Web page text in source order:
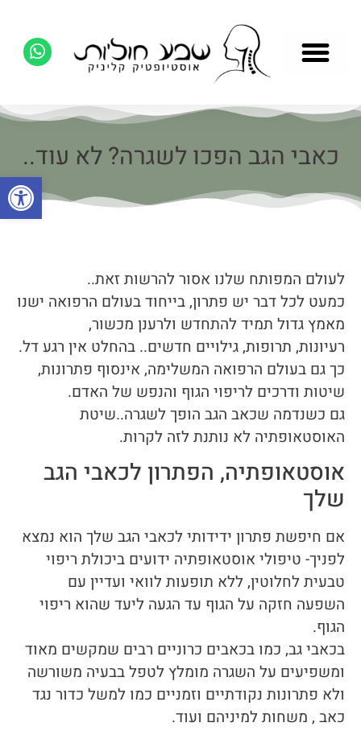
פתח
כאבי הגב הפכו לשגרה? לא עוד..
לעולם המפותח שלנו אסור להרשות זאת..
כמעט לכל דבר יש פתרון, בייחוד בעולם הרפואה ישנו
מאמץ גדול תמיד להתחדש ולרענן מכשור,
רעיונות, תרופות, גילויים חדשים.. בהחלט אין רגע דל.
כך גם בעולם הרפואה המשלימה, אינסוף פתרונות,
שיטות ודרכים לריפוי הגוף והנפש של האדם.
גם כשנדמה שכאב הגב הופך לשגרה..שיטת
האוסטאופתיה לא נותנת לזה לקרות.
אוסטאופתיה, הפתרון לכאבי הגב
שלך
אם חיפשת פתרון ידידותי לכאבי הגב שלך הוא נמצא
לפניך- טיפולי אוסטאופתיה ידועים ביכולת ריפוי
טבעית לחלוטין, ללא תופעות לוואי ועדיין עם
השפעה חזקה על הגוף עד הגעה ליעד שהוא ריפוי
הגוף.
בכאבי גב, כמו בכאבים כרוניים רבים שמקשים מאוד
ומשפיעים על השגרה מומלץ לטפל בבעיה משורשה
ולא פתרונות נקודתיים וזמניים כמו למשל כדור נגד
כאב , משחות למיניהם ועוד.